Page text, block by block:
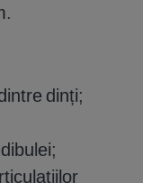
dinți;